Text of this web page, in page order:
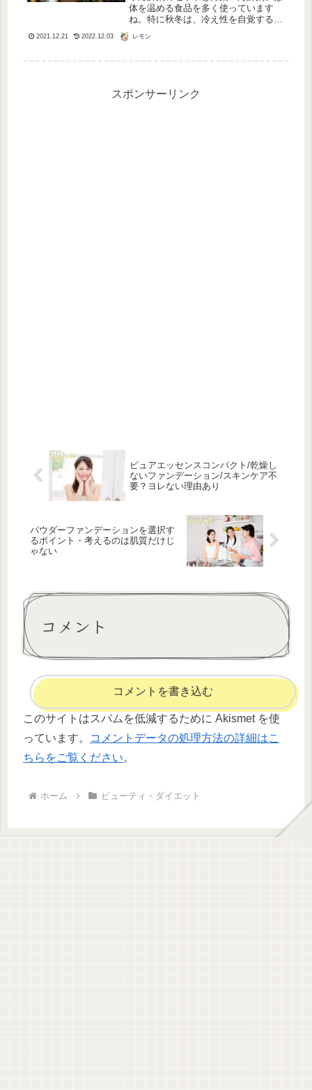
体を温める食品を多く使っています
ね。特に秋冬は、冷え性を自覚する人
いですね。体を温める食事はいつも心
2021.12.21 2022.12.03 レモン
スポンサーリンク
ピュアエッセンスコンパクト/乾燥し
ないファンデーション/スキンケア不
要？ヨレない理由あり
パウダーファンデーションを選択す
るポイント・考えるのは肌質だけじ
ゃない
コメント
コメントを書き込む
このサイトはスパムを低減するために Akismet を使
っています。
コメントデータの処理方法の詳細はこ
ちらをご覧ください。
ホーム ビューティ・ダイエット